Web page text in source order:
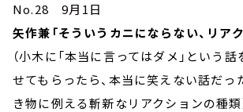
No.28 9月1日
矢作兼「そういうカニにならない、リア
（小木に「本当に言ってはダメ」という
せてもらったら、本当に笑えない話だっ
き物に例える斬新なリアクションの種類